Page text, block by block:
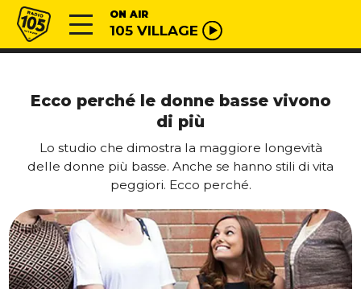
Vai al contenuto
Radio 105 ON AIR
105 VILLAGE
Ecco perché le donne basse vivono
di più
Lo studio che dimostra la maggiore longevità
delle donne più basse. Anche se hanno stili di vita
peggiori. Ecco perché.